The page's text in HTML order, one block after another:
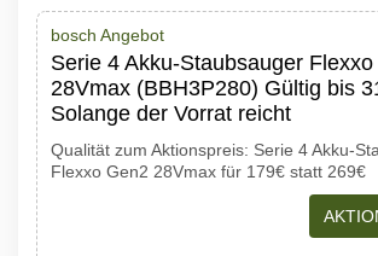
bosch Angebot
Serie 4 Akku-Staubsauger
28Vmax (BBH3P280) Gültig bis
Solange der Vorrat reicht
Qualität zum Aktionspreis: Serie 4 Akku-
Flexxo Gen2 28Vmax für 179€ statt 269€